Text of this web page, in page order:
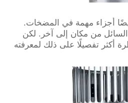
أجزاء مهمة في المضخات.
من مكان إلى آخر. لكن
أكثر تفصيلًا على ذلك لمعرفته